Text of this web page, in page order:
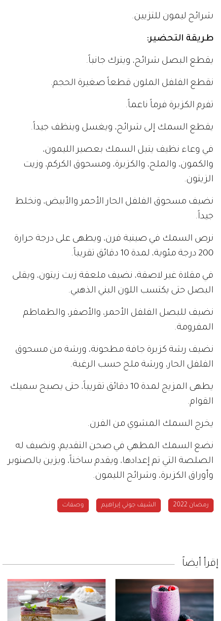
شرائح ليمون للتزيين.
طريقة التحضير:
يقطع البصل شرائح، ويترك جانباً.
نقطع الفلفل الملون قطعاً صغيرة الحجم.
تفرم الكزبرة فرماً ناعماً.
يقطع السمك إلى شرائح، ويغسل وينظف جيداً.
في وعاء نظيف يتبل السمك بعصير الليمون،
والكمون، والملح، والكزبرة، ومسحوق الكركم، وزيت
الزيتون.
نضيف مسحوق الفلفل الحار الأحمر والأبيض، ونخلط
جيداً.
نرص السمك في صينية فرن، ويطهى على درجة حرارة
200 درجة مئوية، لمدة 10 دقائق تقريباً.
في مقلاة غير لاصقة، نضيف ملعقة زيت زيتون، ويقلى
البصل حتى يكتسب اللون البني الذهبي.
نضيف للبصل الفلفل الأحمر، والأصفر، والطماطم
المفرومة.
نضيف رشة كزبرة جافة مطحونة، ورشة من مسحوق
الفلفل الحار، ورشة ملح حسب الرغبة.
يطهى المزيج لمدة 10 دقائق تقريباً، حتى يصبح سميك
القوام.
يخرج السمك المشوي من الفرن.
نضع السمك المطهي في صحن التقديم، ونضيف له
الصلصة التي تم إعدادها، ويقدم ساخناً، ويزين بالصنوبر
وأوراق الكزبرة، وشرائح الليمون.
رمضان 2022 الشيف جوني إبراهيم وصفات
إقرأ أيضاً